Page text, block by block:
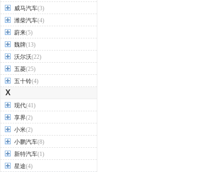
威马汽车(3)
潍柴汽车(4)
蔚来(5)
魏牌(13)
沃尔沃(22)
五菱(25)
五十铃(4)
X
现代(41)
享界(2)
小米(2)
小鹏汽车(8)
新特汽车(1)
星途(4)